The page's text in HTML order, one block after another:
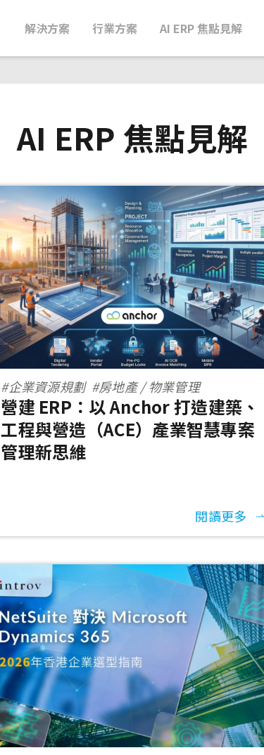
解決方案 行業方案 AI ERP 焦點見解
AI ERP 焦點見解
#企業資源規劃 #房地產 / 物業管理
營建 ERP：以 Anchor 打造建築、
工程與營造（ACE）產業智慧專案
管理新思維
閱讀更多